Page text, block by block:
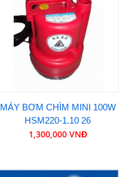
MÁY BƠM CHÌM MINI 100W
HSM220-1.10 26
1,300,000 VNĐ